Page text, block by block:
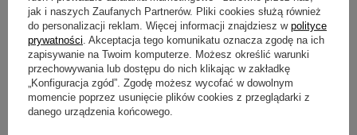
Czy kosić do kosza?
Mulczowanie to nic innego, jak koszenie bez kosza, gdy skoszona
trawa pada bezpośrednio na trawnik. Pozostawianie rozdrobnionego
pokosu jest zalecane tylko na trawnikach, które są zdrowe. Suchy
pokos, który stanowi1/3 wysokości trawy
jak i naszych Zaufanych Partnerów. Pliki cookies służą również
do personalizacji reklam. Więcej informacji znajdziesz w polityce
prywatności . Akceptacja tego komunikatu oznacza zgodę na ich
zapisywanie na Twoim komputerze. Możesz określić warunki
przechowywania lub dostępu do nich klikając w zakładkę
„Konfiguracja zgód”. Zgodę możesz wycofać w dowolnym
momencie poprzez usunięcie plików cookies z przeglądarki z
danego urządzenia końcowego.